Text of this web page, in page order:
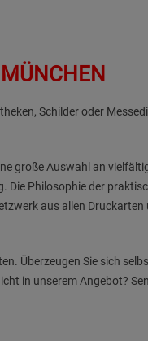
Schilder oder
große Auswahl an
Die Philosophie der
aus allen Druckarten
Überzeugen Sie sich
in unserem Angebot?